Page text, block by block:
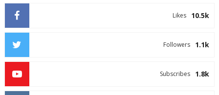
10.5k
Likes
1.1k
Followers
1.8k
Subscribes